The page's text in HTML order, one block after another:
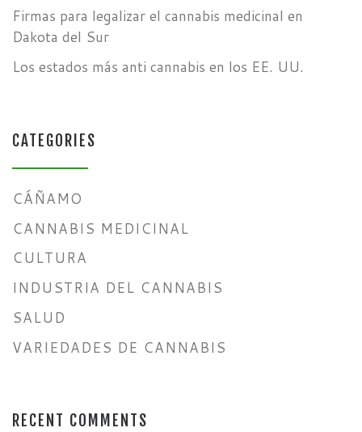
Firmas para legalizar el cannabis medicinal en
Dakota del Sur
Los estados más anti cannabis en los EE. UU.
CATEGORIES
CÁÑAMO
CANNABIS MEDICINAL
CULTURA
INDUSTRIA DEL CANNABIS
SALUD
VARIEDADES DE CANNABIS
RECENT COMMENTS